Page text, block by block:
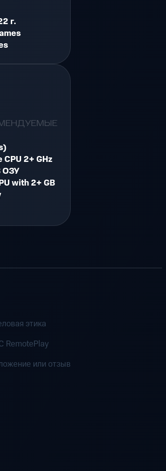
г.
CPU 2+ GHz
ОЗУ
with 2+ GB
этика
RemotePlay
или отзыв